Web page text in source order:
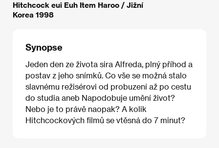
Hitchcock eui Euh Item Haroo / Jižní
Korea 1998
Synopse
Jeden den ze života sira Alfreda, plný příhod a
postav z jeho snímků. Co vše se možná stalo
slavnému režisérovi od probuzení až po cestu
do studia aneb Napodobuje umění život?
Nebo je to právě naopak? A kolik
Hitchcockových filmů se vtěsná do 7 minut?